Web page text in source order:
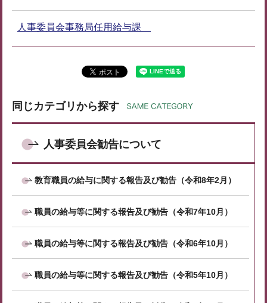
人事委員会事務局任用給与課
同じカテゴリから探す
人事委員会勧告について
教育職員の給与に関する報告及び勧告（令和8年2月）
職員の給与等に関する報告及び勧告（令和7年10月）
職員の給与等に関する報告及び勧告（令和6年10月）
職員の給与等に関する報告及び勧告（令和5年10月）